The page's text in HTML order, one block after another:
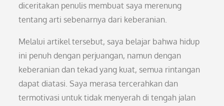
diceritakan penulis membuat saya merenung
tentang arti sebenarnya dari keberanian.
Melalui artikel tersebut, saya belajar bahwa hidup
ini penuh dengan perjuangan, namun dengan
keberanian dan tekad yang kuat, semua rintangan
dapat diatasi. Saya merasa tercerahkan dan
termotivasi untuk tidak menyerah di tengah jalan